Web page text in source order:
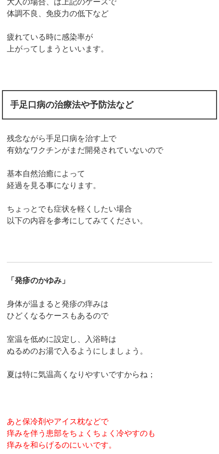
体調不良、免疫力の低下など
疲れている時に感染率が
上がってしまうといいます。
手足口病の治療法や予防法など
残念ながら手足口病を治す上で
有効なワクチンがまだ開発されていないので
基本自然治癒によって
経過を見る事になります。
ちょっとでも症状を軽くしたい場合
以下の内容を参考にしてみてください。
「発疹のかゆみ」
身体が温まると発疹の痒みは
ひどくなるケースもあるので
室温を低めに設定し、入浴時は
ぬるめのお湯で入るようにしましょう。
夏は特に気温高くなりやすいですからね；
あと保冷剤やアイス枕などで
痒みを伴う患部をちょくちょく冷やすのも
痒みを和らげるのにいいです。